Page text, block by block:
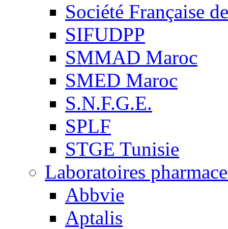
Société Française
SIFUDPP
SMMAD Maroc
SMED Maroc
S.N.F.G.E.
SPLF
STGE Tunisie
Laboratoires
Abbvie
Aptalis